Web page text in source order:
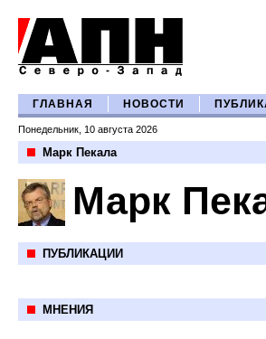
ГЛАВНАЯ НОВОСТИ
Понедельник, 10 августа 2026
Марк Пекала
Марк
ПУБЛИКАЦИИ
МНЕНИЯ